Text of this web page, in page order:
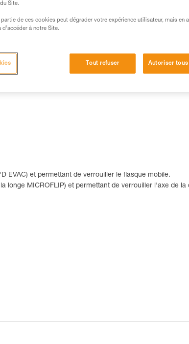
produits
EVAC) et permettant de verrouiller le flasque mobile.
longe MICROFLIP) et permettant de verrouiller l'axe de la
Site.
de ces cookies peut dégrader votre expérience utilisateur, mais en
d’accéder à notre Site.
Tout refuser Autoriser